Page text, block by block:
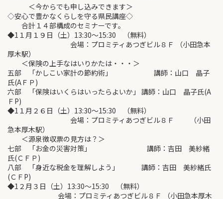
＜今からでも申し込みできます＞
◇安心で豊かなくらしを守る県民講座◇
合計１４部構成のセミナーです。
◆1１月１９日（土）13:30～15:30 （無料）
会場：プロミティあつぎビル８Ｆ （小田急本
厚木駅）
＜保険の上手なはいりかたは・・・＞
五部 「かしこい家計の節約術」 講師：山口 晶子
氏(AＦＰ)
六部 「保険はいくらはいったらよいか」 講師：山口 晶子氏(A
ＦP)
◆1１月２６日（土）13:30～15:30 （無料）
会場：プロミティあつぎビル８Ｆ （小田
急本厚木駅）
＜源泉徴収票の見方は？＞
七部 「お金の災害対策」 講師：吉田 美紗緒
氏(ＣＦＰ)
八部 「身近な税金を理解しよう」 講師：吉田 美紗緒氏
(ＣＦP)
◆1２月３日（土）13:30～15:30 （無料）
会場：プロミティあつぎビル８Ｆ （小田急本厚木